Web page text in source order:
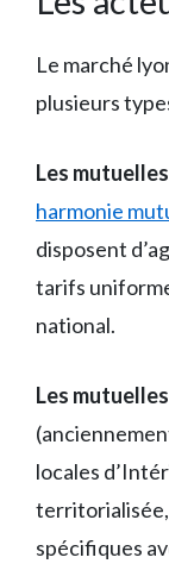
Le marché
plusieurs
Les
harmonie
disposent
tarifs
national.
Les
locales
territorialisée,
spécifiques